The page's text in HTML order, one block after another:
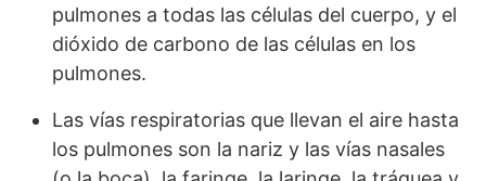
pulmones a todas las células del cuerpo, y el
dióxido de carbono de las células en los
pulmones.
Las vías respiratorias que llevan el aire hasta
los pulmones son la nariz y las vías nasales